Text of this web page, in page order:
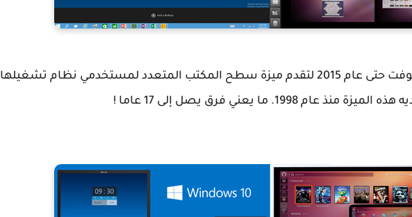
في حين انتظرت مايكروسوفت حتى عام 2015 لتقدم ميزة سطح المكتب المتعدد لمستخدمي نظام تشغيلها
1998. ما يعني فرق يصل إلى 17 عاما !